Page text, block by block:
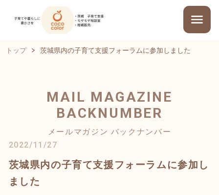
トップ 茨城県内の子育て支援フォーラムに参加しました
MAIL MAGAZINE
BACKNUMBER
メールマガジン バックナンバー
2022/11/27
茨城県内の子育て支援フォーラムに参加し
ました